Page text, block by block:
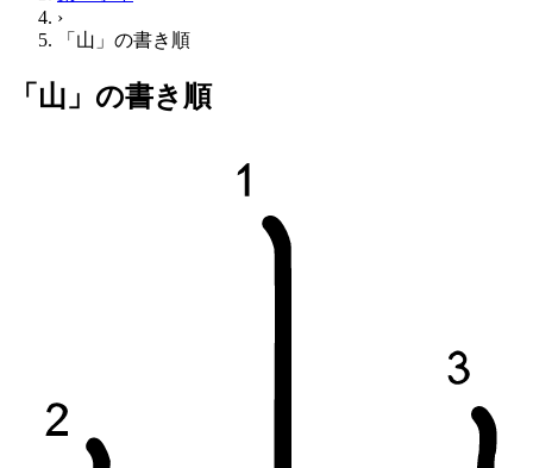
›
「山」の書き順
「山」の書き順